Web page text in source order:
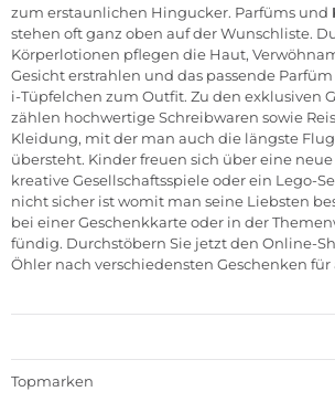
zum erstaunlichen Hingucker. Parfüms und
stehen oft ganz oben auf der Wunschliste.
Körperlotionen pflegen die Haut,
Gesicht erstrahlen und das passende
i-Tüpfelchen zum Outfit. Zu den exklusiven
zählen hochwertigeSchreibwaren sowie
Kleidung, mit der man auch die längste
übersteht. Kinderfreuen sich über eine
kreative Gesellschaftsspiele oder ein Lego-
nicht sicher ist womit man seine Liebsten
bei einerGeschenkkarteoder in der
fündig. Durchstöbern Sie jetzt den Online-
Öhler nach verschiedensten Geschenken für
Topmarken